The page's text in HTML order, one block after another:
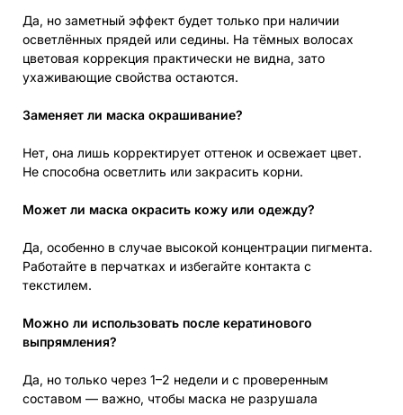
Да, но заметный эффект будет только при наличии
осветлённых прядей или седины. На тёмных волосах
цветовая коррекция практически не видна, зато
ухаживающие свойства остаются.
Заменяет ли маска окрашивание?
Нет, она лишь корректирует оттенок и освежает цвет.
Не способна осветлить или закрасить корни.
Может ли маска окрасить кожу или одежду?
Да, особенно в случае высокой концентрации пигмента.
Работайте в перчатках и избегайте контакта с
текстилем.
Можно ли использовать после кератинового
выпрямления?
Да, но только через 1–2 недели и с проверенным
составом — важно, чтобы маска не разрушала